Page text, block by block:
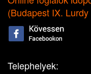
(Budapest IX.
Telephelyek: